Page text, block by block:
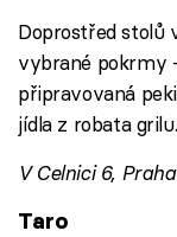
Doprostřed stolů
vybrané pokrmy
připravovaná
jídla z robata grilu.
V Celnici 6, Praha
Taro